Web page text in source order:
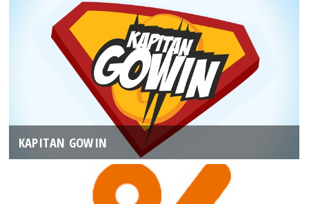
KAPITAN GOWIN